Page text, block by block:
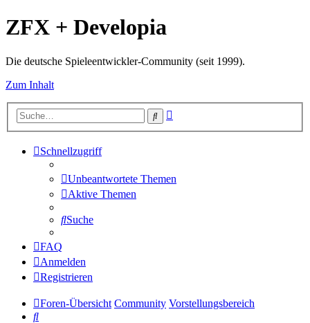
ZFX + Developia
Die deutsche Spieleentwickler-Community (seit 1999).
Zum Inhalt
Suche
Schnellzugriff
Unbeantwortete Themen
Aktive Themen
Suche
FAQ
Anmelden
Registrieren
Foren-Übersicht Community Vorstellungsbereich
Suche